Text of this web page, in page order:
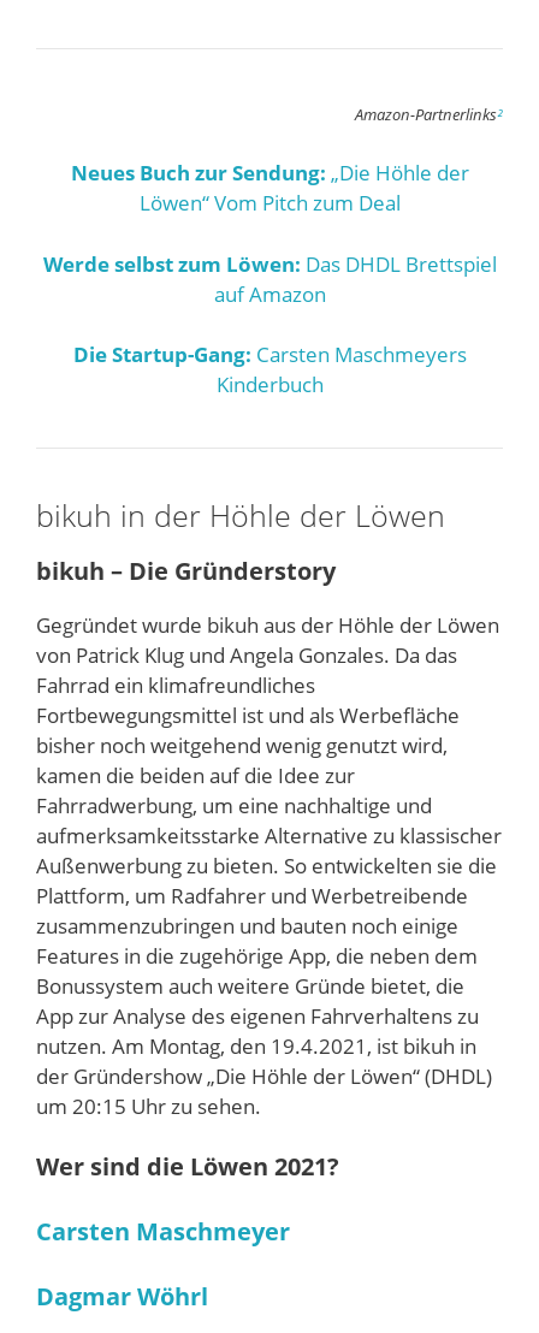
Amazon-Partnerlinks²
Neues Buch zur Sendung: „Die Höhle der
Löwen“ Vom Pitch zum Deal
Werde selbst zum Löwen: Das DHDL Brettspiel
auf Amazon
Die Startup-Gang: Carsten Maschmeyers
Kinderbuch
bikuh in der Höhle der Löwen
bikuh – Die Gründerstory
Gegründet wurde bikuh aus der Höhle der Löwen
von Patrick Klug und Angela Gonzales. Da das
Fahrrad ein klimafreundliches
Fortbewegungsmittel ist und als Werbefläche
bisher noch weitgehend wenig genutzt wird,
kamen die beiden auf die Idee zur
Fahrradwerbung, um eine nachhaltige und
aufmerksamkeitsstarke Alternative zu klassischer
Außenwerbung zu bieten. So entwickelten sie die
Plattform, um Radfahrer und Werbetreibende
zusammenzubringen und bauten noch einige
Features in die zugehörige App, die neben dem
Bonussystem auch weitere Gründe bietet, die
App zur Analyse des eigenen Fahrverhaltens zu
nutzen. Am Montag, den 19.4.2021, ist bikuh in
der Gründershow „Die Höhle der Löwen“ (DHDL)
um 20:15 Uhr zu sehen.
Wer sind die Löwen 2021?
Carsten Maschmeyer
Dagmar Wöhrl